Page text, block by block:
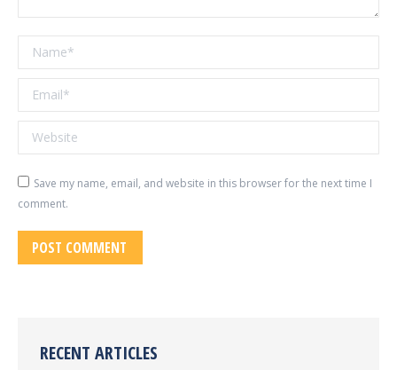
Name *
Email *
Website
Save my name, email, and website in this browser for the next time I
comment.
POST COMMENT
RECENT ARTICLES